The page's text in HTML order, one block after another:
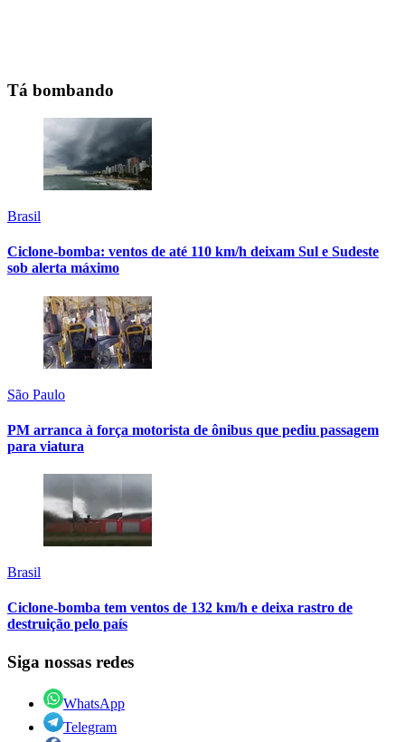
Tá bombando
Brasil
Ciclone-bomba: ventos de até 110 km/h deixam Sul e Sudeste
sob alerta máximo
São Paulo
PM arranca à força motorista de ônibus que pediu passagem
para viatura
Brasil
Ciclone-bomba tem ventos de 132 km/h e deixa rastro de
destruição pelo país
Siga nossas redes
WhatsApp
Telegram